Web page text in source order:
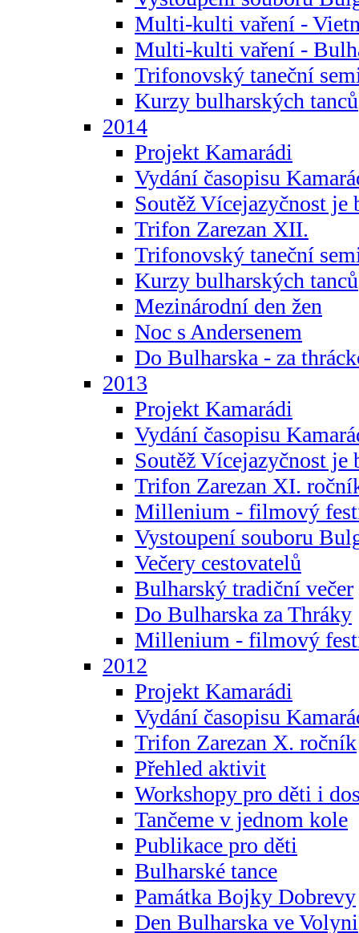
Multi-kulti vaření -
Multi-kulti vaření -
Trifonovský taneční
Kurzy bulharských tanců
2014
Projekt Kamarádi
Vydání časopisu
Soutěž Vícejazyčnost je
Trifon Zarezan XII.
Trifonovský taneční
Kurzy bulharských tanců
Mezinárodní den žen
Noc s Andersenem
Do Bulharska - za
2013
Projekt Kamarádi
Vydání časopisu
Soutěž Vícejazyčnost je
Trifon Zarezan XI.
Millenium - filmový
Vystoupení souboru
Večery cestovatelů
Bulharský tradiční večer
Do Bulharska za Thráky
Millenium - filmový
2012
Projekt Kamarádi
Vydání časopisu
Trifon Zarezan X. ročník
Přehled aktivit
Workshopy pro děti i
Tančeme v jednom kole
Publikace pro děti
Bulharské tance
Památka Bojky Dobrevy
Den Bulharska ve Volyni